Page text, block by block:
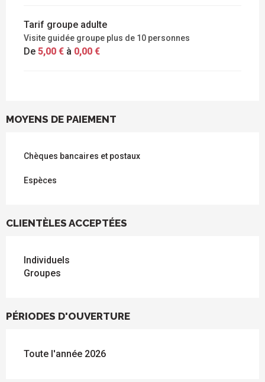
Tarif groupe adulte
Visite guidée groupe plus de 10 personnes
De 5,00 € à 0,00 €
MOYENS DE PAIEMENT
Chèques bancaires et postaux
Espèces
CLIENTÈLES ACCEPTÉES
Individuels
Groupes
PÉRIODES D'OUVERTURE
Toute l'année 2026